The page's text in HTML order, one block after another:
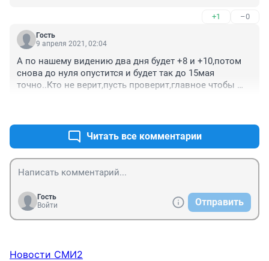
+1 –0
Гость
9 апреля 2021, 02:04
А по нашему видению два дня будет +8 и +10,потом
снова до нуля опустится и будет так до 15мая
точно..Кто не верит,пусть проверит,главное чтобы
Читать все комментарии
Гость
Войти
Отправить
Новости СМИ2